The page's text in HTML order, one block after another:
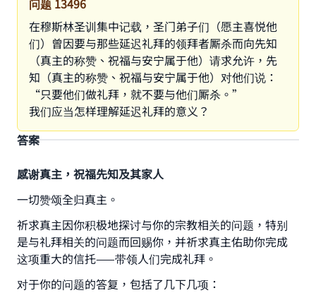
问题 13496
在穆斯林圣训集中记载，圣门弟子们（愿主喜悦他
们）曾因要与那些延迟礼拜的领拜者厮杀而向先知
（真主的称赞、祝福与安宁属于他）请求允许，先
知（真主的称赞、祝福与安宁属于他）对他们说：
“只要他们做礼拜，就不要与他们厮杀。”
我们应当怎样理解延迟礼拜的意义？
答案
感谢真主，祝福先知及其家人
一切赞颂全归真主。
祈求真主因你积极地探讨与你的宗教相关的问题，特别
是与礼拜相关的问题而回赐你，并祈求真主佑助你完成
这项重大的信托——带领人们完成礼拜。
对于你的问题的答复，包括了几下几项：